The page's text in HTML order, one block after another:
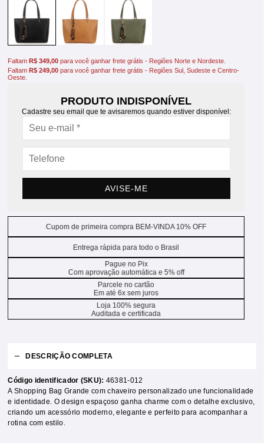
FaltamR$ 349,00 para você ganhar frete grátis - Regiões Norte e Nordeste.
FaltamR$ 249,00 para você ganhar frete grátis - Regiões Sul, Sudeste e Centro-
Oeste.
PRODUTO INDISPONÍVEL
Cadastre seu email que te avisaremos quando estiver disponível:
AVISE-ME
Cupom de primeira compra BEM-VINDA 10% OFF
Entrega rápida para todo o Brasil
Pague no Pix
Com aprovação automática e 5% off
Parcele no cartão
Em até 6x sem juros
Loja 100% segura
Auditada e certificada
DESCRIÇÃO COMPLETA
Código identificador (SKU): 46381-012
A Shopping Bag Grande com chaveiro personalizado une funcionalidade
e identidade. O design espaçoso ganha charme com o detalhe exclusivo,
criando um acessório moderno, elegante e perfeito para acompanhar a
rotina com estilo.